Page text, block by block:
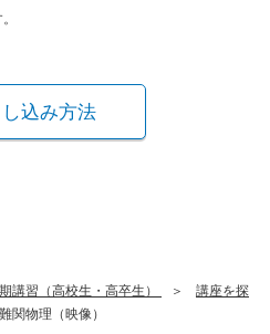
込み方法
講習（高校生・高卒生）
講座を探
難関物理（映像）